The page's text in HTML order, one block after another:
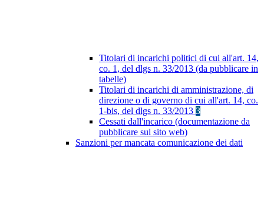
Titolari di incarichi politici di cui all'art. 14,
co. 1, del dlgs n. 33/2013 (da pubblicare in
tabelle)
Titolari di incarichi di amministrazione, di
direzione o di governo di cui all'art. 14, co.
1-bis, del dlgs n. 33/2013 3
Cessati dall'incarico (documentazione da
pubblicare sul sito web)
Sanzioni per mancata comunicazione dei dati